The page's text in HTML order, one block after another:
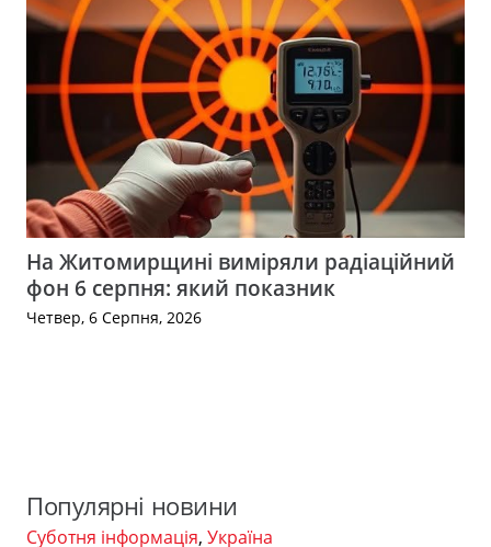
На Житомирщині виміряли радіаційний
фон 6 серпня: який показник
Четвер, 6 Серпня, 2026
Популярні новини
Суботня інформація, Україна